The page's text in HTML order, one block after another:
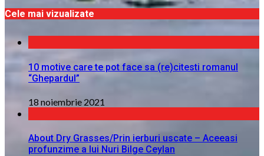
Cele mai vizualizate
10 motive care te pot face sa (re)citesti romanul
“Ghepardul”
18 noiembrie 2021
About Dry Grasses/Prin ierburi uscate – Aceeasi
profunzime a lui Nuri Bilge Ceylan